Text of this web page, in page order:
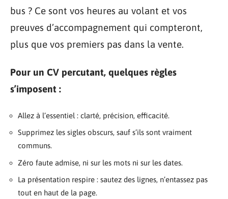
bus ? Ce sont vos heures au volant et vos
preuves d’accompagnement qui compteront,
plus que vos premiers pas dans la vente.
Pour un CV percutant, quelques règles
s’imposent :
Allez à l’essentiel : clarté, précision, efficacité.
Supprimez les sigles obscurs, sauf s’ils sont vraiment
communs.
Zéro faute admise, ni sur les mots ni sur les dates.
La présentation respire : sautez des lignes, n’entassez pas
tout en haut de la page.